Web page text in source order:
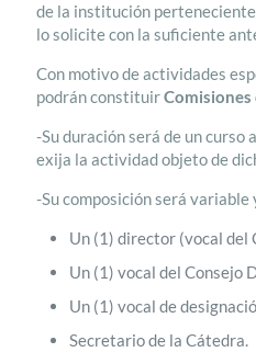
de la institución
lo solicite con la suficiente
Con motivo de actividades
podrán constituirComisiones
-Su duración será de un curso
exija la actividad objeto de
-Su composición será
Un (1) director (vocal del
Un (1) vocal del Consejo
Un (1) vocal de
Secretario de la Cátedra.